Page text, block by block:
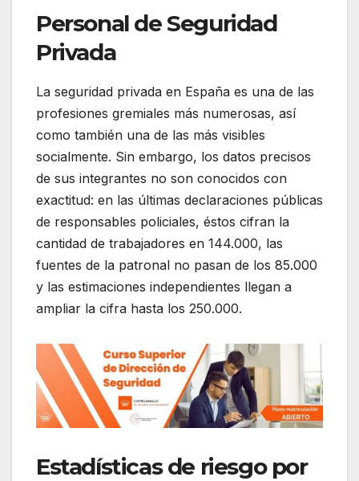
Personal de Seguridad
Privada
La seguridad privada en España es una de las
profesiones gremiales más numerosas, así
como también una de las más visibles
socialmente. Sin embargo, los datos precisos
de sus integrantes no son conocidos con
exactitud: en las últimas declaraciones públicas
de responsables policiales, éstos cifran la
cantidad de trabajadores en 144.000, las
fuentes de la patronal no pasan de los 85.000
y las estimaciones independientes llegan a
ampliar la cifra hasta los 250.000.
Estadísticas de riesgo por